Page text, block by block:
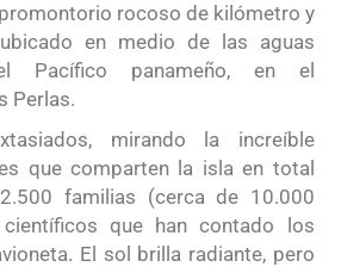
rocoso de kilómetro y
en medio de las aguas
Pacífico panameño, en el
Perlas.
mirando la increíble
que comparten la isla en total
familias (cerca de 10.000
que han contado los
El sol brilla radiante, pero